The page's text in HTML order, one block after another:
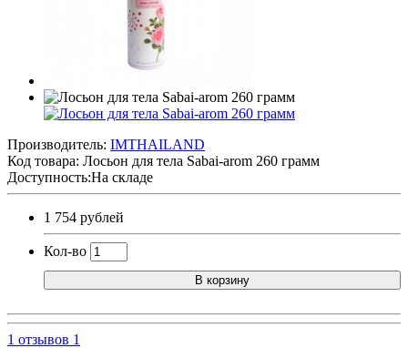
Производитель: IMTHAILAND
Код товара: Лосьон для тела Sabai-arom 260 грамм
Доступность:На складе
1 754 рублей
Кол-во
В корзину
1 отзывов 1